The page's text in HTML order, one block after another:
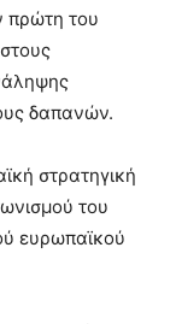
πρώτη του
δαπανών.
στρατηγική
του
ευρωπαϊκού